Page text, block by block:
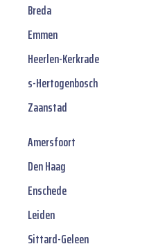
Breda
Emmen
Heerlen-Kerkrade
s-Hertogenbosch
Zaanstad
Amersfoort
Den Haag
Enschede
Leiden
Sittard-Geleen